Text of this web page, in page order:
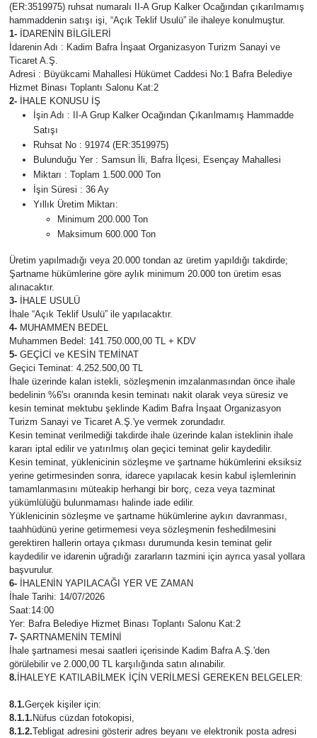
(ER:3519975) ruhsat numaralı II-A Grup Kalker Ocağından çıkarılmamış
hammaddenin satışı işi, “Açık Teklif Usulü” ile ihaleye konulmuştur.
1-İDARENİN BİLGİLERİ
İdarenin Adı : Kadim Bafra İnşaat Organizasyon Turizm Sanayi ve
Ticaret A.Ş.
Adresi : Büyükcami Mahallesi Hükümet Caddesi No:1 Bafra Belediye
Hizmet Binası Toplantı Salonu Kat:2
2-
İHALE KONUSU İŞ
İşin Adı : II-A Grup Kalker Ocağından Çıkarılmamış Hammadde
Satışı
Ruhsat No : 91974 (ER:3519975)
Bulunduğu Yer : Samsun İli, Bafra İlçesi, Esençay Mahallesi
Miktarı : Toplam 1.500.000 Ton
İşin Süresi : 36 Ay
Yıllık Üretim Miktarı:
Minimum 200.000 Ton
Maksimum 600.000 Ton
Üretim yapılmadığı veya 20.000 tondan az üretim yapıldığı takdirde;
Şartname hükümlerine göre aylık minimum 20.000 ton üretim esas
alınacaktır.
3-İHALE USULÜ
İhale “Açık Teklif Usulü” ile yapılacaktır.
4- MUHAMMEN BEDEL
Muhammen Bedel: 141.750.000,00 TL + KDV
5-GEÇİCİ ve KESİN TEMİNAT
Geçici Teminat: 4.252.500,00 TL
İhale üzerinde kalan istekli, sözleşmenin imzalanmasından önce ihale
bedelinin %6'sı oranında kesin teminatı nakit olarak veya süresiz ve
kesin teminat mektubu şeklinde Kadim Bafra İnşaat Organizasyon
Turizm Sanayi ve Ticaret A.Ş.'ye vermek zorundadır.
Kesin teminat verilmediği takdirde ihale üzerinde kalan isteklinin ihale
kararı iptal edilir ve yatırılmış olan geçici teminat gelir kaydedilir.
Kesin teminat, yüklenicinin sözleşme ve şartname hükümlerini eksiksiz
yerine getirmesinden sonra, idarece yapılacak kesin kabul işlemlerinin
tamamlanmasını müteakip herhangi bir borç, ceza veya tazminat
yükümlülüğü bulunmaması halinde iade edilir.
Yüklenicinin sözleşme ve şartname hükümlerine aykırı davranması,
taahhüdünü yerine getirmemesi veya sözleşmenin feshedilmesini
gerektiren hallerin ortaya çıkması durumunda kesin teminat gelir
kaydedilir ve idarenin uğradığı zararların tazmini için ayrıca yasal yollara
başvurulur.
6-İHALENİN YAPILACAĞI YER VE ZAMAN
İhale Tarihi: 14/07/2026
Saat:14:00
Yer: Bafra Belediye Hizmet Binası Toplantı Salonu Kat:2
7-ŞARTNAMENİN TEMİNİ
İhale şartnamesi mesai saatleri içerisinde Kadim Bafra A.Ş.'den
görülebilir ve 2.000,00 TL karşılığında satın alınabilir.
8. İHALEYE KATILABİLMEK İÇİN VERİLMESİ GEREKEN BELGELER:
8.1.Gerçek kişiler için:
8.1.1. Nüfus cüzdan fotokopisi,
8.1.2.Tebligat adresini gösterir adres beyanı ve elektronik posta adresi